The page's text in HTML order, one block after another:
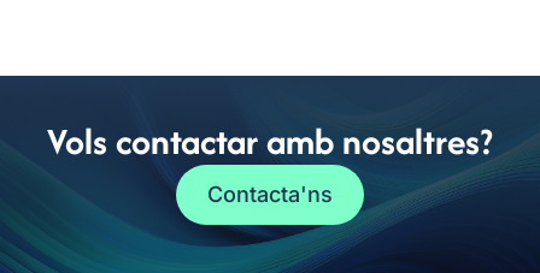
Vols contactar amb nosaltres?
Contacta'ns